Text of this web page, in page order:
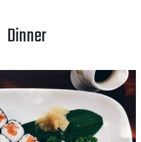
Dinner